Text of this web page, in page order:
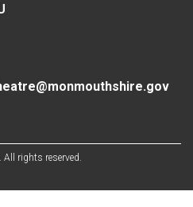
rights reserved.